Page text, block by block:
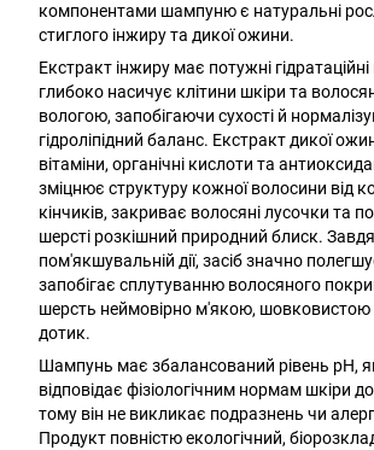
компонентами шампуню є натуральні
стиглого інжиру та дикої ожини.
Екстракт інжиру має потужні гідратаційні
глибоко насичує клітини шкіри та
вологою, запобігаючи сухості й
гідроліпідний баланс. Екстракт дикої
вітаміни, органічні кислоти та
зміцнює структуру кожної волосини від
кінчиків, закриває волосяні лусочки та
шерсті розкішний природний блиск.
пом'якшувальній дії, засіб значно
запобігає сплутуванню волосяного
шерсть неймовірно м'якою,
дотик.
Шампунь має збалансований рівень pH,
відповідає фізіологічним нормам шкіри
тому він не викликає подразнень чи
Продукт повністю екологічний,